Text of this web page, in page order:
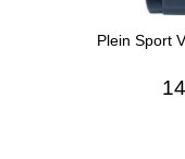
Plein Sport